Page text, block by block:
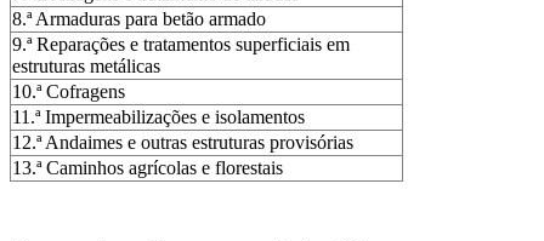
8.ª Armaduras para betão armado
9.ª Reparações e tratamentos superficiais em
estruturas metálicas
10.ª Cofragens
11.ª Impermeabilizações e isolamentos
12.ª Andaimes e outras estruturas provisórias
13.ª Caminhos agrícolas e florestais